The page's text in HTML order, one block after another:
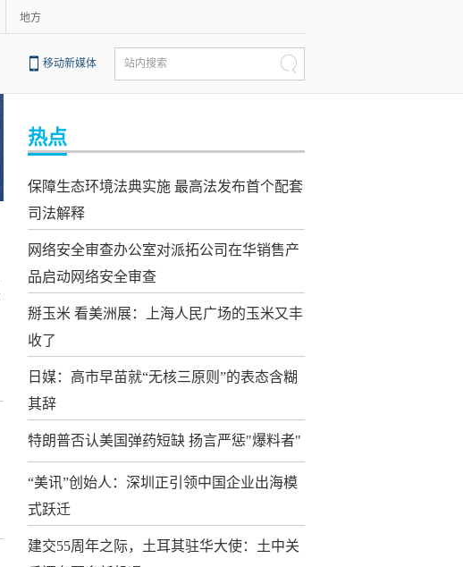
地方
移动新媒体 站内搜索
热点
保障生态环境法典实施 最高法发布首个配套
司法解释
网络安全审查办公室对派拓公司在华销售产
品启动网络安全审查
掰玉米 看美洲展：上海人民广场的玉米又丰
收了
日媒：高市早苗就“无核三原则”的表态含糊
其辞
特朗普否认美国弹药短缺 扬言严惩"爆料者"
“美讯”创始人：深圳正引领中国企业出海模
式跃迁
建交55周年之际，土耳其驻华大使：土中关